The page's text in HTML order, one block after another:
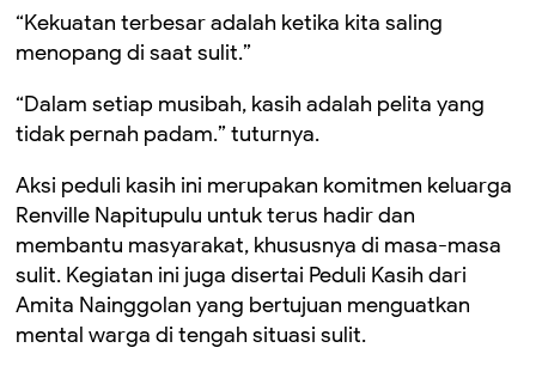
“Kekuatan terbesar adalah ketika kita saling
menopang di saat sulit.”
“Dalam setiap musibah, kasih adalah pelita yang
tidak pernah padam.” tuturnya.
Aksi peduli kasih ini merupakan komitmen keluarga
Renville Napitupulu untuk terus hadir dan
membantu masyarakat, khususnya di masa-masa
sulit. Kegiatan ini juga disertai Peduli Kasih dari
Amita Nainggolan yang bertujuan menguatkan
mental warga di tengah situasi sulit.